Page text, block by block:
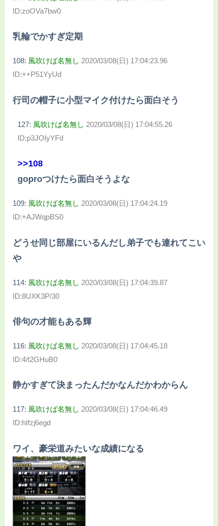
ID:zoOVa7bw0
乳輪でかすぎ定期
108: 風吹けば名無し 2020/03/08(日) 17:04:23.96
ID:++P51YyUd
行司の帽子に小型マイク付けたら面白そう
127: 風吹けば名無し 2020/03/08(日) 17:04:55.26
ID:p3JOIyYFd
>>108
goproつけたら面白そうよな
109: 風吹けば名無し 2020/03/08(日) 17:04:24.19
ID:+AJWqpBS0
どうせ同じ部屋にいるんだし弟子でも連れてこい
や
114: 風吹けば名無し 2020/03/08(日) 17:04:39.87
ID:8UXK3P/30
俳句の才能もある輝
116: 風吹けば名無し 2020/03/08(日) 17:04:45.18
ID:4/t2GHuB0
静かすぎて決まったんだかなんだかわからん
117: 風吹けば名無し 2020/03/08(日) 17:04:46.49
ID:hIfzj6egd
ワイ、豪栄道みたいな成績になる